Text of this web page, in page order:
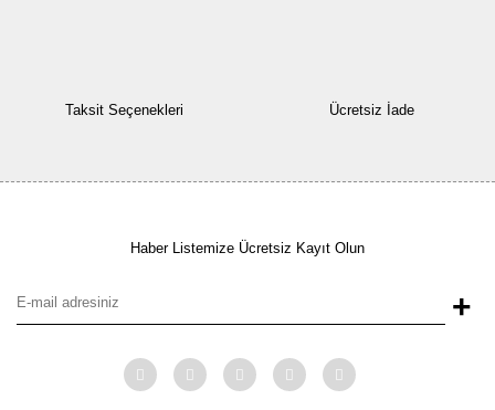
Taksit Seçenekleri Ücretsiz İade
Haber Listemize Ücretsiz Kayıt Olun
+